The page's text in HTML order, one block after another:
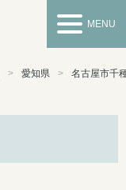
MENU
愛知県 名古屋市千